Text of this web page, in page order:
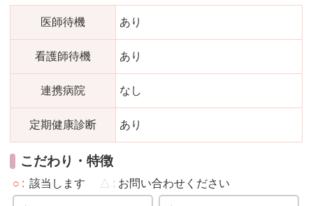
医師待機 あり
看護師待機 あり
連携病院 なし
定期健康診断 あり
こだわり・特徴
○ 該当します △ お問い合わせください